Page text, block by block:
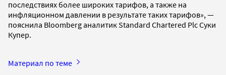
последствиях более широких тарифов, а также на
инфляционном давлении в результате таких тарифов», —
пояснила Bloomberg аналитик Standard Chartered Plc Суки
Купер.
Материал по теме